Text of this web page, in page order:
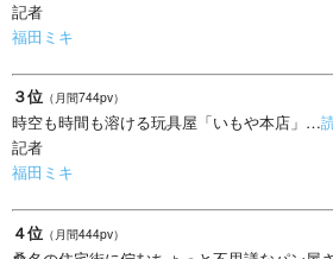
記者
福田ミキ
３位 （月間744pv）
時空も時間も溶ける玩具屋「いもや本店」…
記者
福田ミキ
４位 （月間444pv）